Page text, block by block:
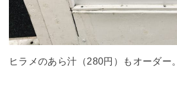
ヒラメのあら汁（280円）もオーダー。